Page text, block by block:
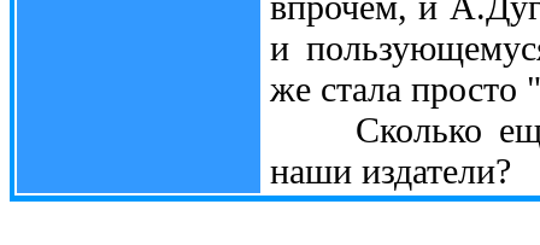
и
же стала просто
Сколько ещё
наши издатели?